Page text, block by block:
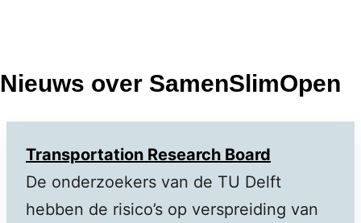
Nieuws over SamenSlimOpen
Transportation Research Board
De onderzoekers van de TU Delft
hebben de risico’s op verspreiding van